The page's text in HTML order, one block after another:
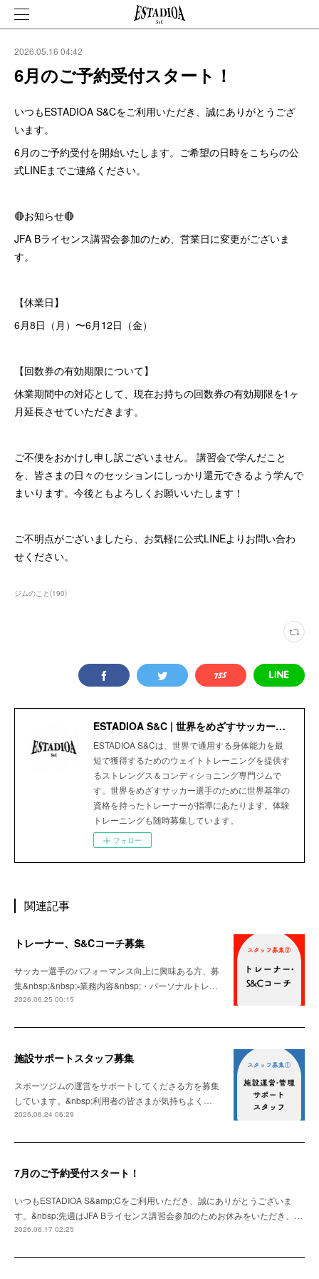
2026.05.16 04:42
6月のご予約受付スタート！
いつもESTADIOA S&Cをご利用いただき、誠にありがとうござ
います。
6月のご予約受付を開始いたします。ご希望の日時をこちらの公
式LINEまでご連絡ください。
🔴お知らせ🔴
JFA Bライセンス講習会参加のため、営業日に変更がございま
す。
【休業日】
6月8日（月）〜6月12日（金）
【回数券の有効期限について】
休業期間中の対応として、現在お持ちの回数券の有効期限を1ヶ
月延長させていただきます。
ご不便をおかけし申し訳ございません。 講習会で学んだこと
を、皆さまの日々のセッションにしっかり還元できるよう学んで
まいります。今後ともよろしくお願いいたします！
ご不明点がございましたら、お気軽に公式LINEよりお問い合わ
せください。
ジムのこと(190)
ESTADIOA S&C | 世界をめざすサッカー選手のためのStrength＆Conditioning Gym
ESTADIOA S&Cは、世界で通用する身体能力を最
短で獲得するためのウェイトトレーニングを提供す
るストレングス＆コンディショニング専門ジムで
す。世界をめざすサッカー選手のために世界基準の
資格を持ったトレーナーが指導にあたります。体験
トレーニングも随時募集しています。
フォロー
関連記事
トレーナー、S&Cコーチ募集
サッカー選手のパフォーマンス向上に興味ある方、募
集&nbsp;&nbsp;▫️業務内容&nbsp;・パーソナルトレ…
2026.06.25 00:15
施設サポートスタッフ募集
スポーツジムの運営をサポートしてくださる方を募集
しています。&nbsp;利用者の皆さまが気持ちよく…
2026.06.24 06:29
7月のご予約受付スタート！
いつもESTADIOA S&amp;Cをご利用いただき、誠にありがとうございま
す。&nbsp;先週はJFA Bライセンス講習会参加のためお休みをいただき、…
2026.06.17 02:25